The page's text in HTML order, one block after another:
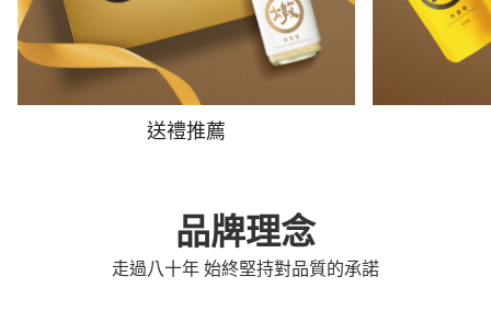
送禮推薦
品牌理念
走過八十年 始終堅持對品質的承諾